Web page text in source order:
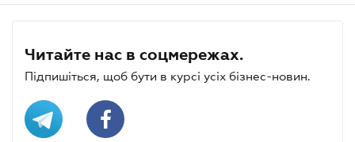
Читайте нас в соцмережах.
Підпишіться, щоб бути в курсі усіх бізнес-новин.